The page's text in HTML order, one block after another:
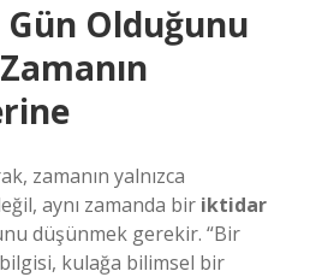
Gün Olduğunu
zamanın yalnızca
aynı zamanda bir iktidar
düşünmek gerekir. “Bir
kulağa bilimsel bir